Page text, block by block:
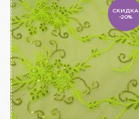
СКИДКА
-20%